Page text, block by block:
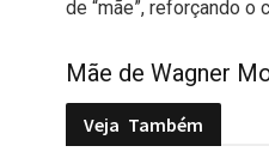
de “mãe”, reforçando
Mãe de Wagner
Veja Também